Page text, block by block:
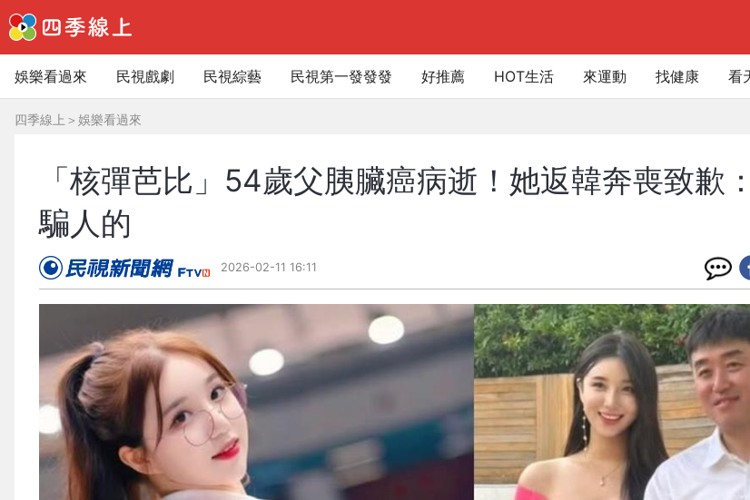
娛樂看過來 民視戲劇 民視綜藝 民視第一發發發 好推薦 HOT生活 來運動 找健康 看
四季線上 ＞ 娛樂看過來
「核彈芭比」54歲父胰臟癌病逝！她返韓奔喪致歉
騙人的
2026-02-11 16:11